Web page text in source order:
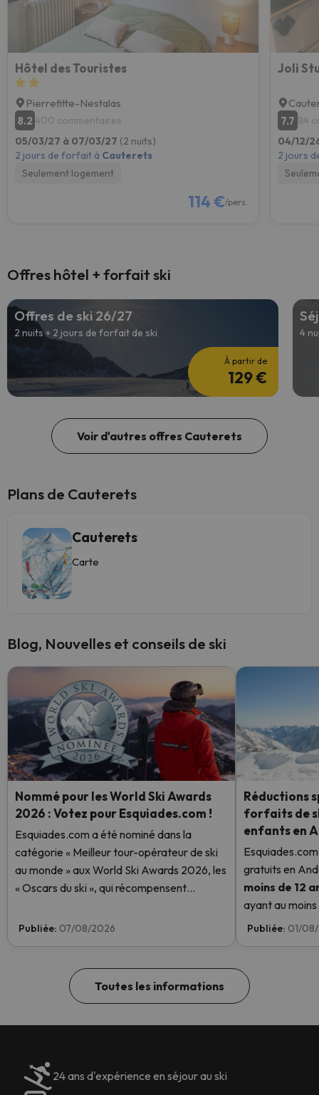
Hôtel des Touristes
Pierrefitte-Nestalas
8.2 400 commentaires
05/03/27 à 07/03/27 (2 nuits)
2 jours de forfait à Cauterets
Seulement logement
114 €/pers.
Joli
7.7 84
04/12/
2 jours
Offres hôtel + forfait ski
Offres de ski 26/27
2 nuits + 2 jours de forfait de ski
À partir de
129 €
4
Voir d'autres offres Cauterets
Plans de Cauterets
Cauterets
Carte
Blog, Nouvelles et conseils de ski
Nommé pour les World Ski Awards
2026 : Votez pour Esquiades.com !
Esquiades.com a été nominé dans la
catégorie « Meilleur tour-opérateur de ski
au monde » aux World Ski Awards 2026, les
« Oscars du ski », qui récompensent
dès maintenant et aidez-nous à atteindre la
Publiée: 07/08/2026
Réductions
forfaits de
enfants en
gratuits en
moins de 12
ayant au
enfant aura
Publiée: 01/
Toutes les informations
24 ans d'expérience en séjour au ski